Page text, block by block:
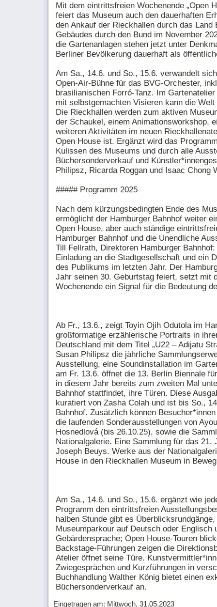
Mit dem eintrittsfreien Wochenende „Open
feiert das Museum auch den dauerhaften
den Ankauf der Rieckhallen durch das
Gebäudes durch den Bund im November
die Gartenanlagen stehen jetzt unter
Berliner Bevölkerung dauerhaft als
Am Sa., 14.6. und So., 15.6. verwandelt
Open-Air-Bühne für das BVG-Orchester,
brasilianischen Forró-Tanz. Im
mit selbstgemachten Visieren kann die
Die Rieckhallen werden zum aktiven
der Schaukel, einem Animationsworkshop,
weiteren Aktivitäten im neuen
Open House ist. Ergänzt wird das
Kulissen des Museums und durch alle
Büchersonderverkauf und
Philipsz, Ricarda Roggan und Isaac Chong
##### Programm 2025
Nach dem kürzungsbedingten Ende des
ermöglicht der Hamburger Bahnhof weiter
Open House, aber auch ständige
Hamburger Bahnhof und die Unendliche
Till Fellrath, Direktoren Hamburger
Einladung an die Stadtgesellschaft und ein
des Publikums im letzten Jahr. Der
Jahr seinen 30. Geburtstag feiert, setzt mit
Wochenende ein Signal für die Bedeutung
Ab Fr., 13.6., zeigt Toyin Ojih Odutola im
großformatige erzählerische Portraits in
Deutschland mit dem Titel „U22 – Adijatu
Susan Philipsz die jährliche
Ausstellung, eine Soundinstallation im
am Fr. 13.6. öffnet die 13. Berlin Biennale
in diesem Jahr bereits zum zweiten Mal
Bahnhof stattfindet, ihre Türen. Diese
kuratiert von Zasha Colah und ist bis So.,
Bahnhof. Zusätzlich können
die laufenden Sonderausstellungen von
Hosnedlová (bis 26.10.25), sowie die
Nationalgalerie. Eine Sammlung für das 21.
Joseph Beuys. Werke aus der
House in den Rieckhallen Museum in
Am Sa., 14.6. und So., 15.6. ergänzt wie
Programm den eintrittsfreien
halben Stunde gibt es
Museumparkour auf Deutsch oder Englisch
Gebärdensprache; Open House-Touren
Backstage-Führungen zeigen die
Atelier öffnet seine Türe.
Zwiegesprächen und Kurzführungen in
Buchhandlung Walther König bietet einen
Büchersonderverkauf an.
Eingetragen am: Mittwoch, 31.05.2023